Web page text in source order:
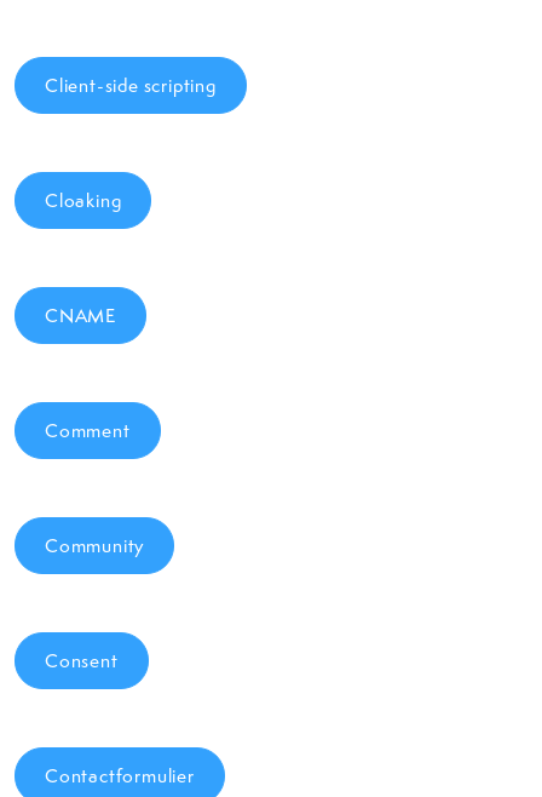
Client-side scripting
Cloaking
CNAME
Comment
Community
Consent
Contactformulier